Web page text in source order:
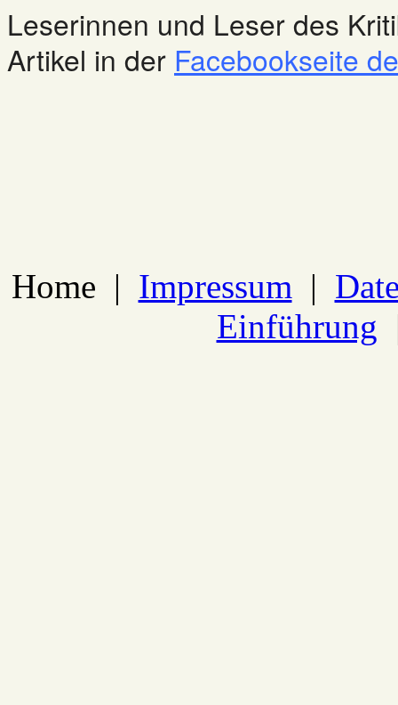
Leserinnen und Leser des
Artikel in der Facebookseite
Home | Impressum |
Einführung